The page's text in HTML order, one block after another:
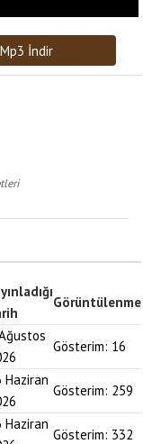
Mp3 İndir
Görüntülenme
Gösterim: 16
Haziran
Gösterim: 259
Haziran
Gösterim: 332